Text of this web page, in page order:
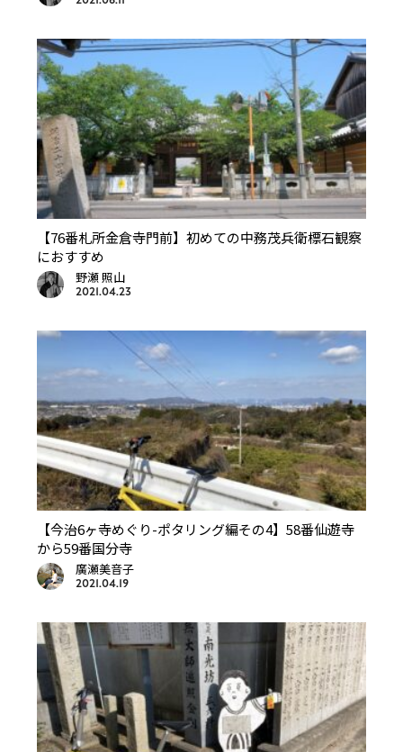
【76番札所金倉寺門前】初めての中務茂兵衛標石観察
におすすめ
野瀬 照山
2021.04.23
【今治6ヶ寺めぐり-ポタリング編その4】58番仙遊寺
から59番国分寺
廣瀬美音子
2021.04.19